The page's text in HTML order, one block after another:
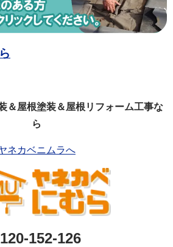
＆屋根塗装＆屋根リフォーム工事な
ら
ネカベニムラへ
152-126